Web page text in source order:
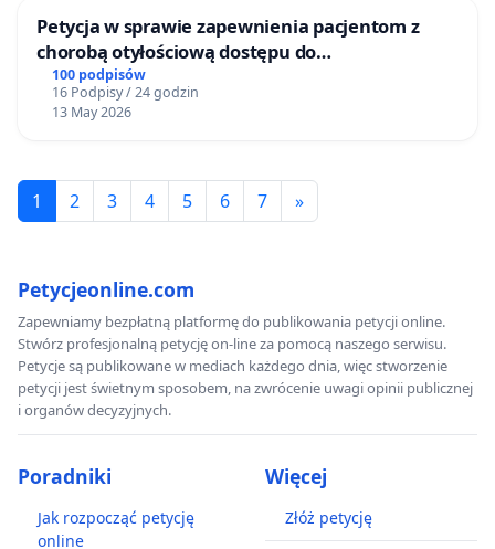
Petycja w sprawie zapewnienia pacjentom z
chorobą otyłościową dostępu do
kompleksowego leczenia oraz programów
profilaktycznych.
100 podpisów
16 Podpisy / 24 godzin
13 May 2026
1 2 3 4 5 6 7 »
Petycjeonline.com
Zapewniamy bezpłatną platformę do publikowania petycji online.
Stwórz profesjonalną petycję on-line za pomocą naszego serwisu.
Petycje są publikowane w mediach każdego dnia, więc stworzenie
petycji jest świetnym sposobem, na zwrócenie uwagi opinii publicznej
i organów decyzyjnych.
Poradniki
Jak rozpocząć petycję
online
Więcej
Złóż petycję